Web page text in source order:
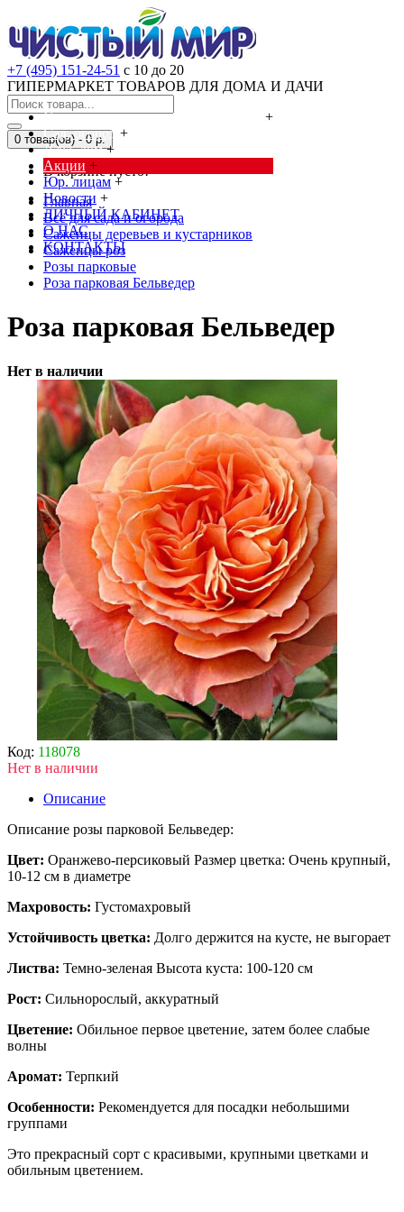
+7 (495) 151-24-51 с 10 до 20
ГИПЕРМАРКЕТ ТОВАРОВ ДЛЯ ДОМА И ДАЧИ
Cредства от насекомых и грызунов
+
Сад, огород +
Дача, дом +
Акции +
Юр. лицам +
Новости +
ЛИЧНЫЙ КАБИНЕТ
О НАС
КОНТАКТЫ
0 товар(ов) - 0 р.
В корзине пусто!
Главная
Всё для сада и огорода
Саженцы деревьев и кустарников
Саженцы роз
Розы парковые
Роза парковая Бельведер
Роза парковая Бельведер
Нет в наличии
Код: 118078
Нет в наличии
Описание
Описание розы парковой Бельведер:
Цвет: Оранжево-персиковый Размер цветка: Очень крупный,
10-12 см в диаметре
Махровость: Густомахровый
Устойчивость цветка: Долго держится на кусте, не выгорает
Листва: Темно-зеленая Высота куста: 100-120 см
Рост: Сильнорослый, аккуратный
Цветение: Обильное первое цветение, затем более слабые
волны
Аромат: Терпкий
Особенности: Рекомендуется для посадки небольшими
группами
Это прекрасный сорт с красивыми, крупными цветками и
обильным цветением.